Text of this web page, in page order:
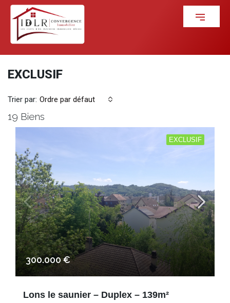
EXCLUSIF
19 Biens
Trier par: Ordre par défaut
EXCLUSIF
300.000 €
Lons le saunier – Duplex – 139m²